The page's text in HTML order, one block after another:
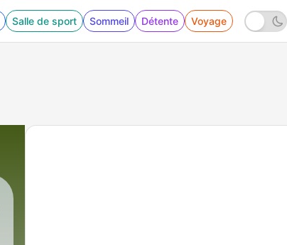
Salle de sport Sommeil Détente Voyage